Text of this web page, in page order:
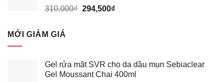
185,250₫.
310,000₫ Giá
294,500₫Giá
MỚI GIẢM GIÁ
Gel rửa mặt SVR cho da dầu mụn Sebiaclear
Gel Moussant Chai 400ml